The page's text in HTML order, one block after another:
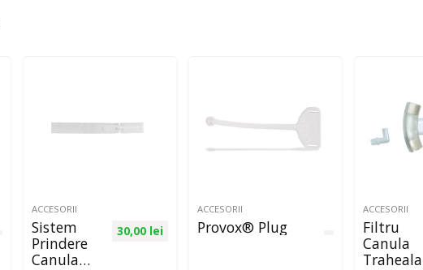
ACCESORII
Sistem
Prindere
Canula
30,00 lei
ACCESORII
Provox® Plug
ACCESORII
Filtru
Canula
Traheala